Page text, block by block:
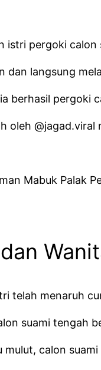
istri pergoki
dan langsung
berhasil pergoki
oleh
Mabuk Palak
telah menaruh
suami tengah
calon